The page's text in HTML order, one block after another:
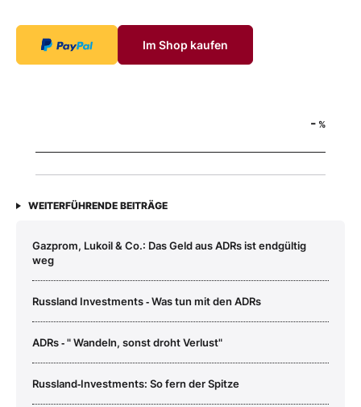
Im Shop kaufen
- %
WEITERFÜHRENDE BEITRÄGE
Gazprom, Lukoil & Co.: Das Geld aus ADRs ist endgültig
weg
Russland Investments ‑ Was tun mit den ADRs
ADRs ‑ " Wandeln, sonst droht Verlust"
Russland‑Investments: So fern der Spitze